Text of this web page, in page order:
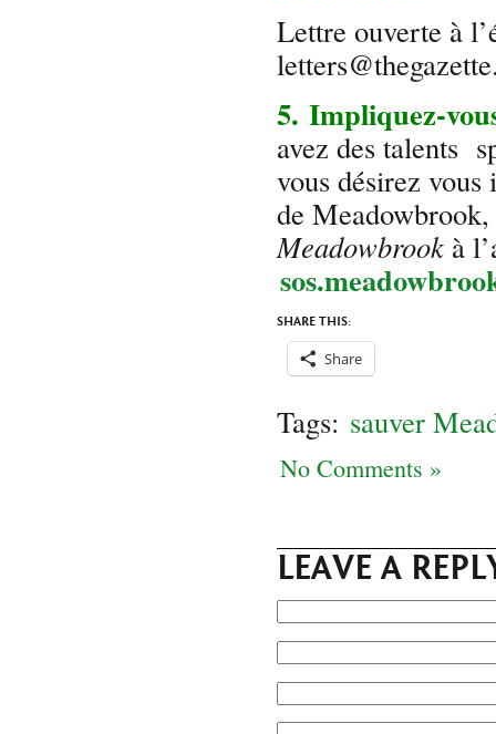
Lettre ouverte à
5. Impliquez-
avez des talents
vous désirez
de
Meadowbrook à
SHARE THIS:
Share
Tags: sauver
No Comments »
LEAVE A